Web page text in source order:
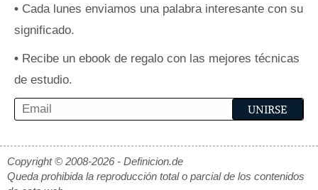
• Cada lunes enviamos una palabra interesante con su
significado.
• Recibe un ebook de regalo con las mejores técnicas
de estudio.
Copyright © 2008-2026 - Definicion.de
Queda prohibida la reproducción total o parcial de los contenidos